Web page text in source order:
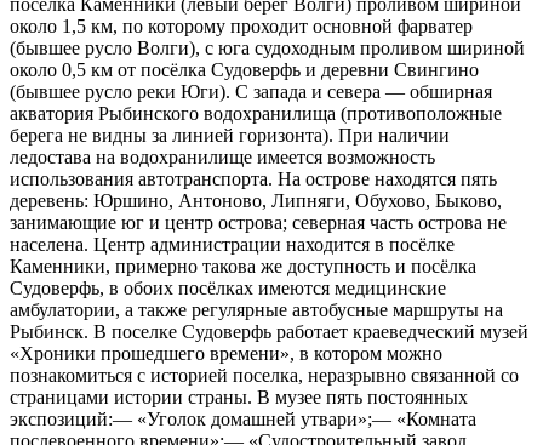
около 1,5 км, по которому проходит основной фарватер
(бывшее русло Волги), с юга судоходным проливом шириной
около 0,5 км от посёлка Судоверфь и деревни Свингино
(бывшее русло реки Юги). С запада и севера — обширная
акватория Рыбинского водохранилища (противоположные
берега не видны за линией горизонта). При наличии
ледостава на водохранилище имеется возможность
использования автотранспорта. На острове находятся пять
деревень: Юршино, Антоново, Липняги, Обухово, Быково,
занимающие юг и центр острова; северная часть острова не
населена. Центр администрации находится в посёлке
Каменники, примерно такова же доступность и посёлка
Судоверфь, в обоих посёлках имеются медицинские
амбулатории, а также регулярные автобусные маршруты на
Рыбинск. В поселке Судоверфь работает краеведческий музей
«Хроники прошедшего времени», в котором можно
познакомиться с историей поселка, неразрывно связанной со
страницами истории страны. В музее пять постоянных
экспозиций:— «Уголок домашней утвари»;— «Комната
послевоенного времени»;— «Судостроительный завод.